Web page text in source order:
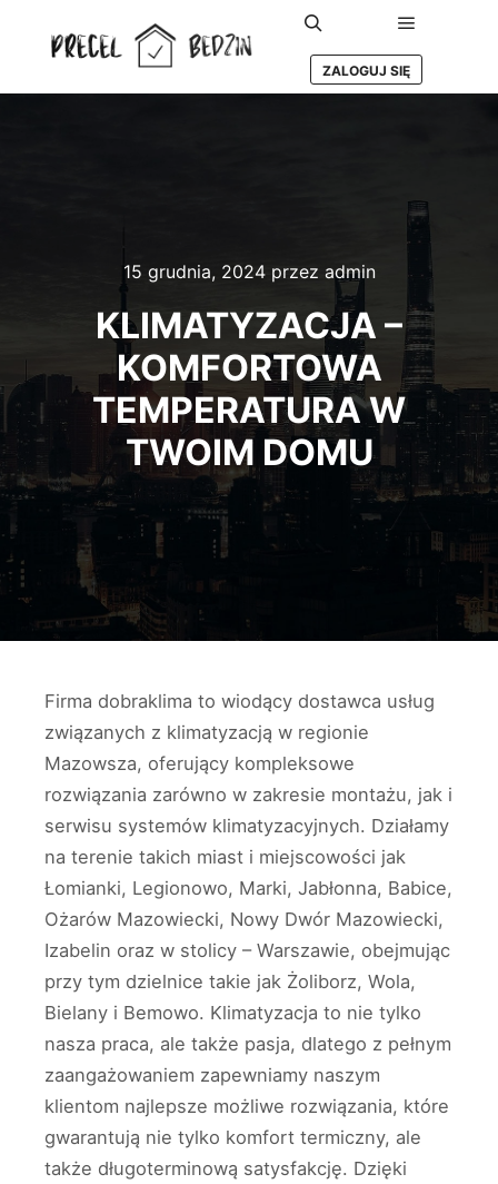
Szukaj Główne
ZALOGUJ SIĘ
15 grudnia, 2024przez admin
KLIMATYZACJA –
KOMFORTOWA
TEMPERATURA W
TWOIM DOMU
Firma dobraklima to wiodący dostawca usług
związanych z klimatyzacją w regionie
Mazowsza, oferujący kompleksowe
rozwiązania zarówno w zakresie montażu, jak i
serwisu systemów klimatyzacyjnych. Działamy
na terenie takich miast i miejscowości jak
Łomianki, Legionowo, Marki, Jabłonna, Babice,
Ożarów Mazowiecki, Nowy Dwór Mazowiecki,
Izabelin oraz w stolicy – Warszawie, obejmując
przy tym dzielnice takie jak Żoliborz, Wola,
Bielany i Bemowo. Klimatyzacja to nie tylko
nasza praca, ale także pasja, dlatego z pełnym
zaangażowaniem zapewniamy naszym
klientom najlepsze możliwe rozwiązania, które
gwarantują nie tylko komfort termiczny, ale
także długoterminową satysfakcję. Dzięki